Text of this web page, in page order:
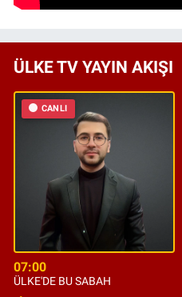
ÜLKE TV YAYIN AKIŞI
CANLI
07:00
ÜLKE'DE BU SABAH